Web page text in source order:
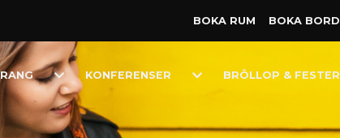
BOKA RUM BOKA BORD
Toggle
Dropdown
KONFERENSER
ToggleBRÖLLOP & FESTER